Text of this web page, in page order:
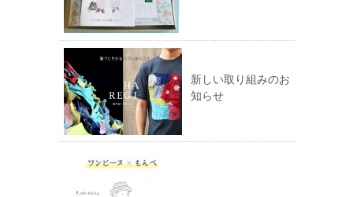
新しい取り組みのお
知らせ